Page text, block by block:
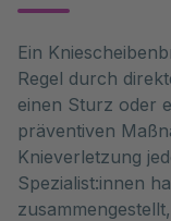
Ein
Regel durch
einen Sturz oder
präventiven
Knieverletzung
Spezialist:innen